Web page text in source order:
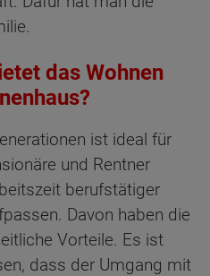
das Wohnen
ist ideal für
und Rentner
berufstätiger
Davon haben die
Vorteile. Es ist
dass der Umgang mit